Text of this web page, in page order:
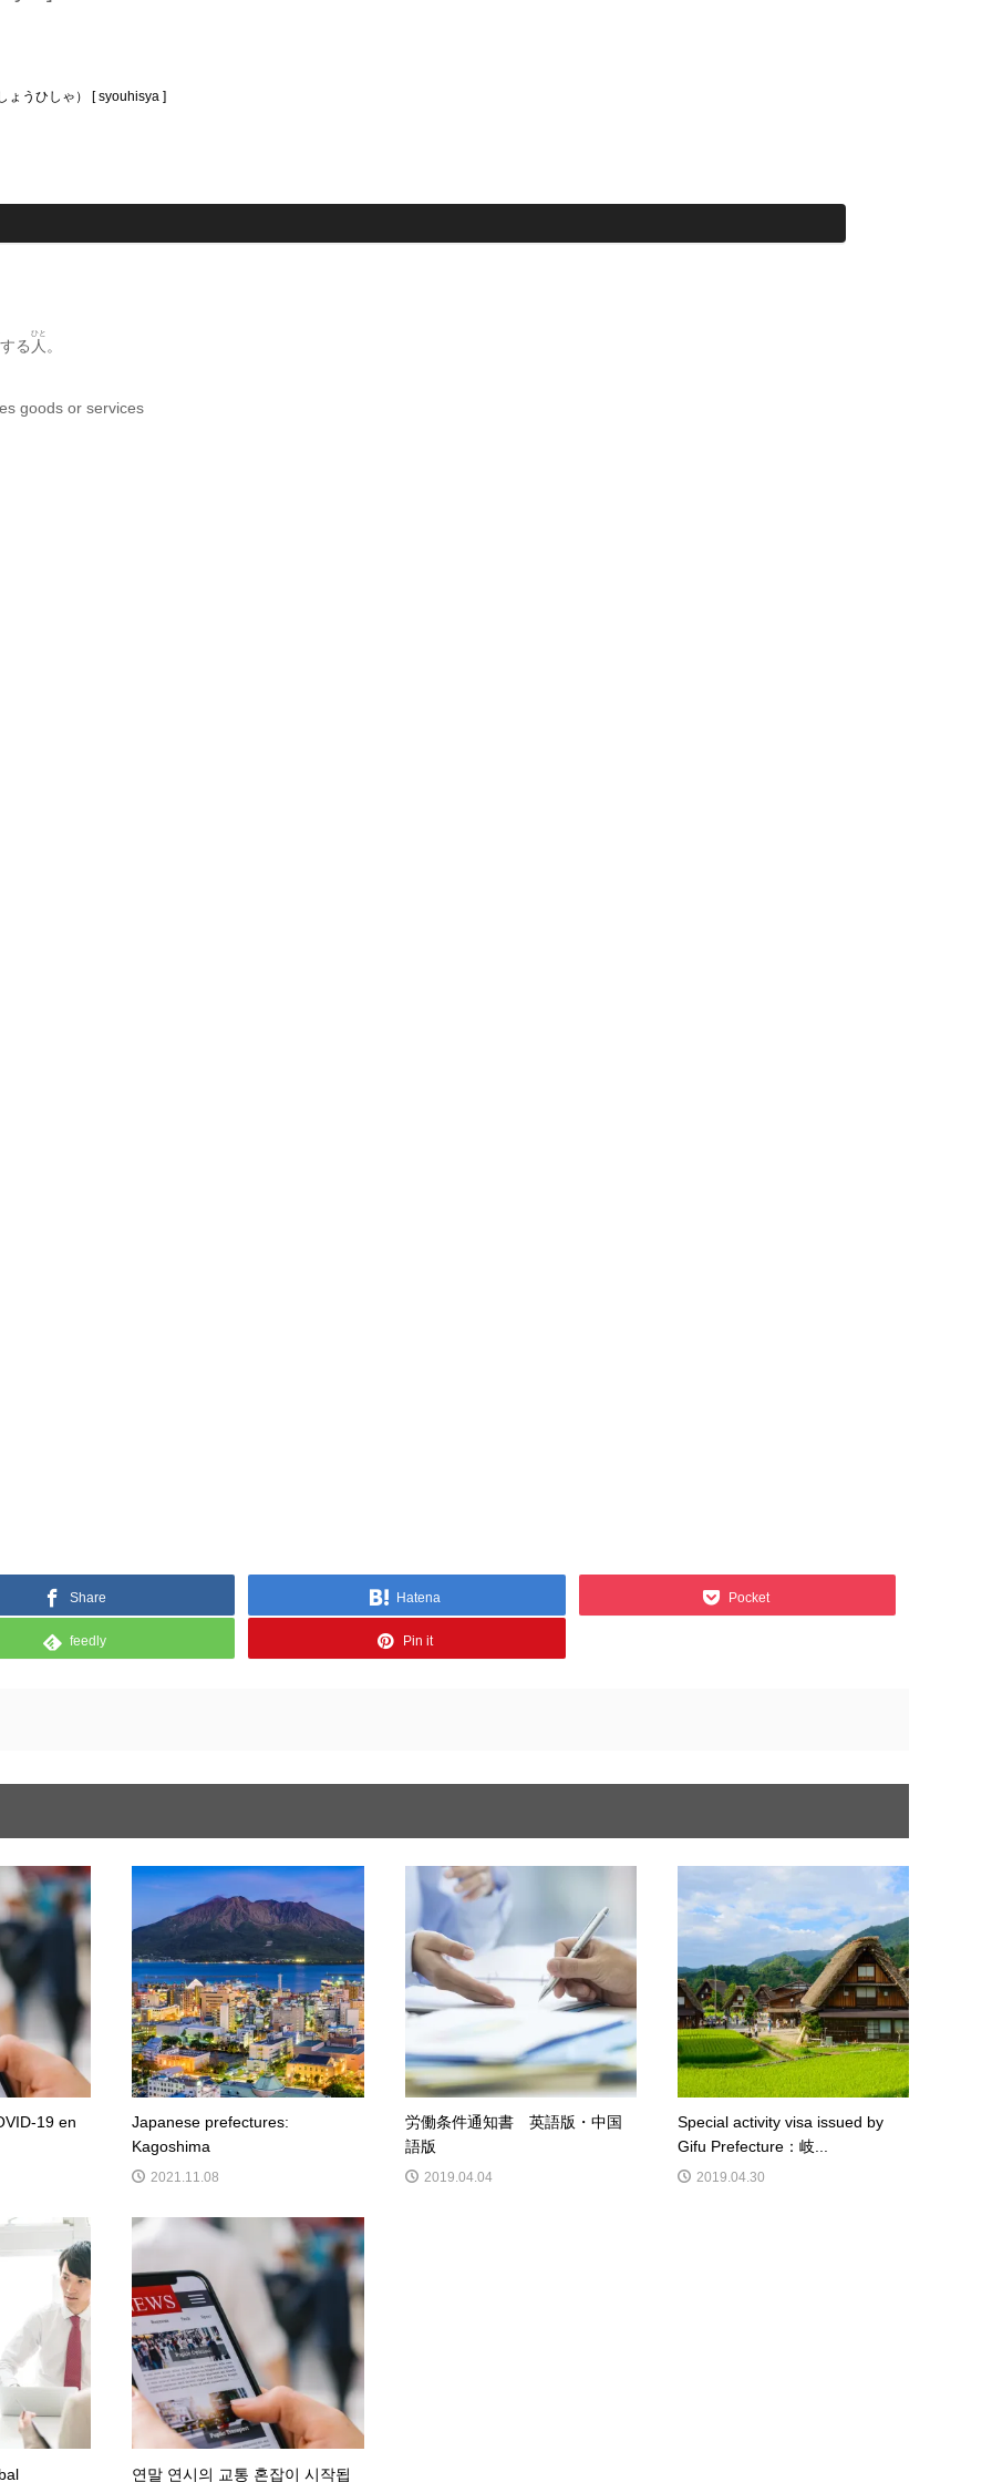
ょうひしゃ） [ syouhisya ]
する 人
ひと
。
goods or services
Share Hatena Pocket
feedly Pin it
19 en
Japanese prefectures:
Kagoshima
2021.11.08
労働条件通知書 英語版・中国
語版
2019.04.04
Special activity visa issued by
Gifu Prefecture：岐...
2019.04.30
연말 연시의 교통 혼잡이 시작됩